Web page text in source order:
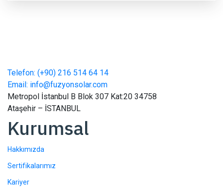
Telefon: (+90) 216 514 64 14
Email: info@fuzyonsolar.com
Metropol İstanbul B Blok 307 Kat:20 34758
Ataşehir – İSTANBUL
Kurumsal
Hakkımızda
Sertifikalarımız
Kariyer